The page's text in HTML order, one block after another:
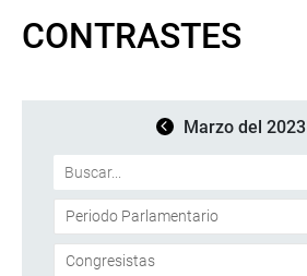
CONTRASTES
Marzo del 2023